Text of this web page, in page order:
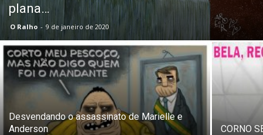
plana…
O Ralho - 9 de janeiro de 2020
Desvendando o assassinato de Marielle e
Anderson
CORNO